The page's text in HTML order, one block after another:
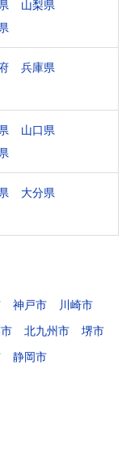
山梨県
兵庫県
山口県
大分県
神戸市
川崎市
北九州市
堺市
静岡市